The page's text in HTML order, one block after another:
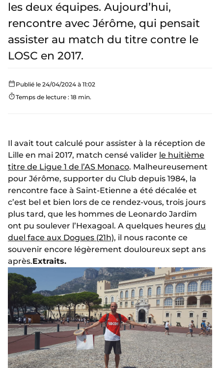
les deux équipes. Aujourd’hui,
rencontre avec Jérôme, qui pensait
assister au match du titre contre le
LOSC en 2017.
Publié le 24/04/2024 à 11:02
Temps de lecture : 18 min.
Il avait tout calculé pour assister à la réception de
Lille en mai 2017, match censé valider le huitième
titre de Ligue 1 de l’AS Monaco. Malheureusement
pour Jérôme, supporter du Club depuis 1984, la
rencontre face à Saint-Etienne a été décalée et
c’est bel et bien lors de ce rendez-vous, trois jours
plus tard, que les hommes de Leonardo Jardim
ont pu soulever l’Hexagoal. A quelques heures du
duel face aux Dogues (21h), il nous raconte ce
souvenir encore légèrement douloureux sept ans
après.Extraits.